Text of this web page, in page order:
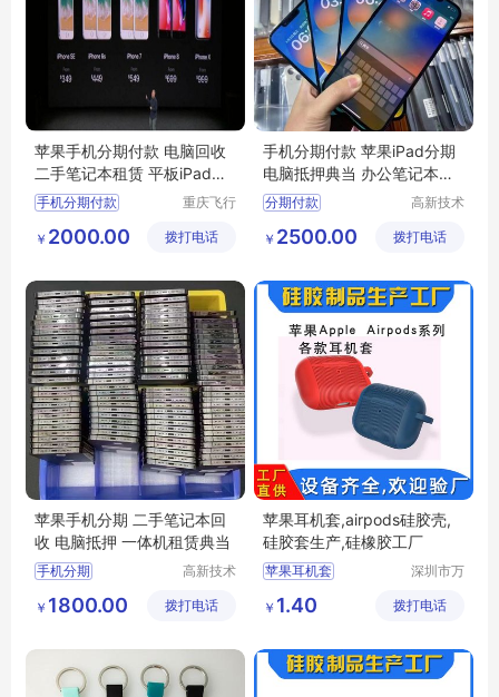
苹果手机分期付款 电脑回收
二手笔记本租赁 平板iPad抵
押典当
手机分期付款
重庆飞行
限公司
￥ 2000.00 拨打电话
手机分期付款 苹果iPad分期
电脑抵押典当 办公笔记本短
租
分期付款
高新技术
区良驹电
￥ 2500.00 拨打电话
苹果手机分期 二手笔记本回
收 电脑抵押 一体机租赁典当
手机分期
高新技术
区良驹电
￥ 1800.00 拨打电话
苹果耳机套,airpods硅胶壳,
硅胶套生产,硅橡胶工厂
苹果耳机套
新款硅胶套
硅胶套开模
深圳市万
有限公司
￥ 1.40 拨打电话